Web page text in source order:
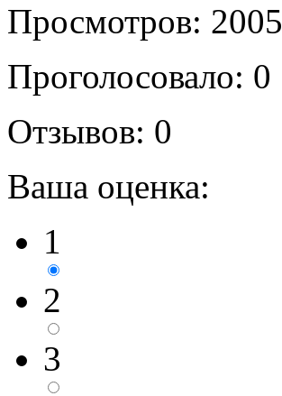
Просмотров: 2005
Проголосовало: 0
Отзывов: 0
Ваша оценка:
1
2
3